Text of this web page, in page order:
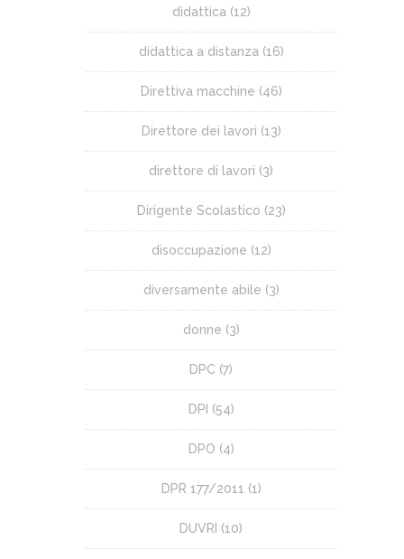
didattica (12)
didattica a distanza (16)
Direttiva macchine (46)
Direttore dei lavori (13)
direttore di lavori (3)
Dirigente Scolastico (23)
disoccupazione (12)
diversamente abile (3)
donne (3)
DPC (7)
DPI (54)
DPO (4)
DPR 177/2011 (1)
DUVRI (10)